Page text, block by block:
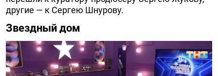
другие — к Сергею Шнурову.
Звездный дом